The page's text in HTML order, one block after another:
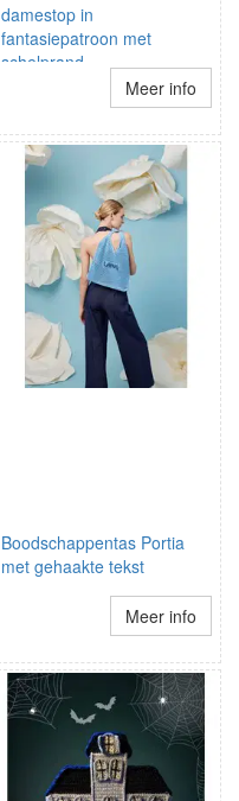
damestop in
fantasiepatroon met
schelprand
schouderbandjesMeer info
Boodschappentas Portia
met gehaakte tekst
Meer info